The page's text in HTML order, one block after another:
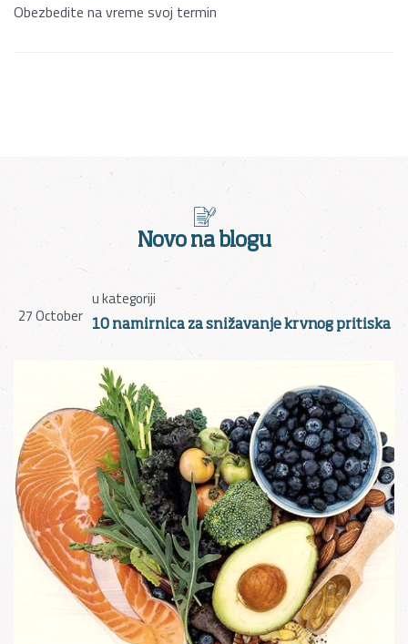
Obezbedite na vreme svoj termin
Novo na blogu
27October
u kategoriji
10 namirnica za snižavanje krvnog pritiska